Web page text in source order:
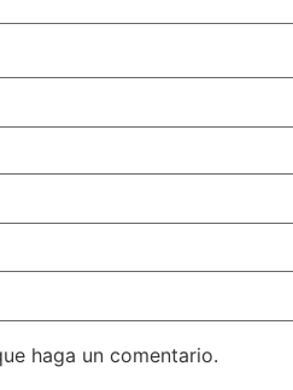
haga un comentario.